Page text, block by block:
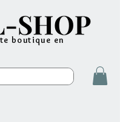
boutique en